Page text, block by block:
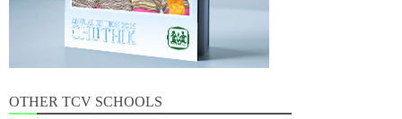
OTHER TCV SCHOOLS